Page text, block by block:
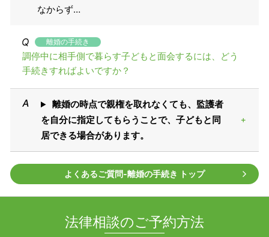
なからず…
離婚の手続き
調停中に相手側で暮らす子どもと面会するには、どう
手続きすればよいですか？
離婚の時点で親権を取れなくても、監護者
を自分に指定してもらうことで、子どもと同
居できる場合があります。
よくあるご質問‐離婚の手続き トップ
法律相談のご予約方法